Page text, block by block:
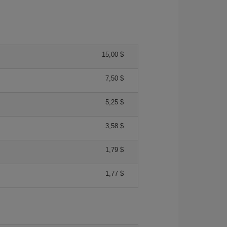
15,00 $
7,50 $
5,25 $
3,58 $
1,79 $
1,77 $